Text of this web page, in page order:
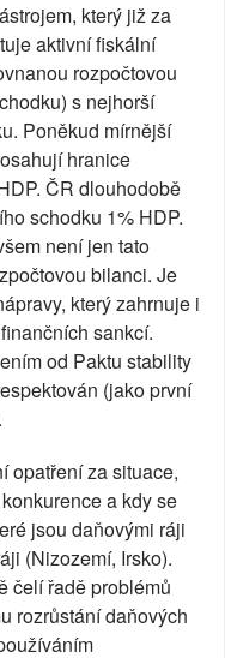
který již za
aktivní fiskální
rozpočtovou
s nejhorší
Poněkud mírnější
hranice
ČR dlouhodobě
schodku 1% HDP.
není jen tato
bilanci. Je
který zahrnuje i
sankcí.
od Paktu stability
(jako první
opatření za situace,
a kdy se
jsou daňovými ráji
(Nizozemí, Irsko).
čelí řadě problémů
rozrůstání daňových